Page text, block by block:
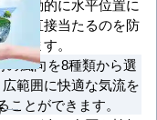
自動的に水平位置に
が直接当たるのを防
ぎます。
の風向を8種類から選
範囲に快適な気流を
ことができます。